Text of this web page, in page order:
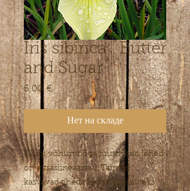
Iris sibirica ´Butter
and Sugar´
5,00 €Цена
Нет на складе
Siberi võhumõõga juurmised lehed
on kitsaslineaarsed. Taimed
kasvavad tihedateks puhmikuteks,